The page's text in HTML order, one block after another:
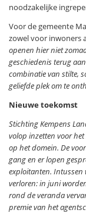
noodzakelijke
Voor de gemeente
zowel voor inwoners
openen hier niet
geschiedenis terug
combinatie van stilte,
geliefde plek om te
Nieuwe toekomst
Stichting Kempens
volop inzetten voor
op het domein. De
gang en er lopen
exploitanten.
verloren: in juni
rond de veranda
premie van het